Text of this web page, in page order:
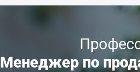
Менеджер по